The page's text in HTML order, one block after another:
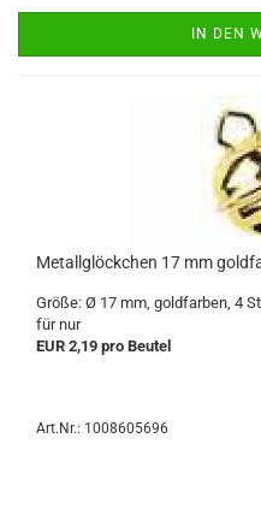
IN DEN
Metallglöckchen 17 mm
Größe: Ø 17 mm, goldfarben, 4
für nur
EUR 2,19 pro Beutel
Art.Nr.: 1008605696